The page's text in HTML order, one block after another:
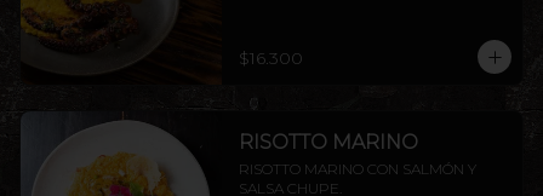
$16.300
RISOTTO MARINO
RISOTTO MARINO CON SALMÓN Y
SALSA CHUPE.